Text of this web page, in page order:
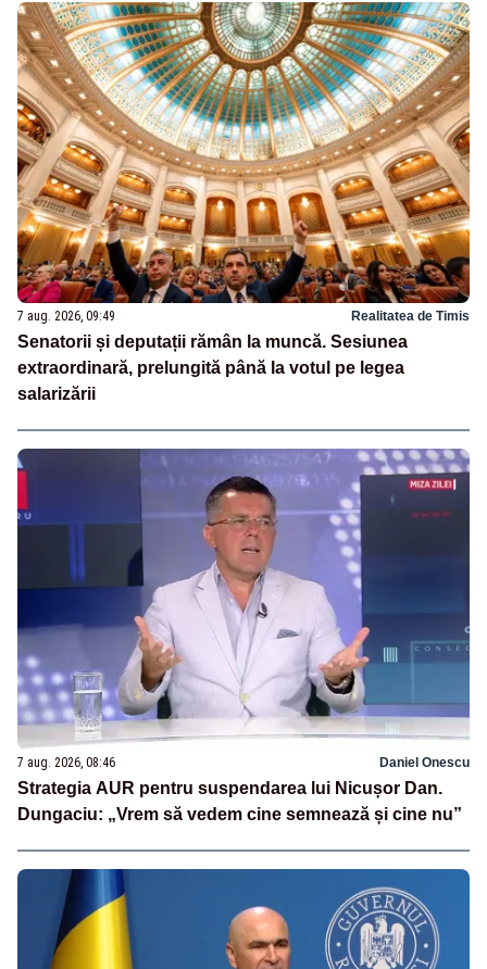
7 aug. 2026, 09:49 Realitatea de Timis
Senatorii și deputații rămân la muncă. Sesiunea
extraordinară, prelungită până la votul pe legea
salarizării
7 aug. 2026, 08:46 Daniel Onescu
Strategia AUR pentru suspendarea lui Nicușor Dan.
Dungaciu: „Vrem să vedem cine semnează și cine nu”